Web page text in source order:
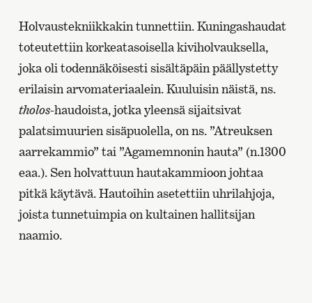
Holvaustekniikkakin tunnettiin. Kuningashaudat
toteutettiin korkeatasoisella kiviholvauksella,
joka oli todennäköisesti sisältäpäin päällystetty
erilaisin arvomateriaalein. Kuuluisin näistä, ns.
tholos-haudoista, jotka yleensä sijaitsivat
palatsimuurien sisäpuolella, on ns. ”Atreuksen
aarrekammio” tai ”Agamemnonin hauta” (n.1300
eaa.). Sen holvattuun hautakammioon johtaa
pitkä käytävä. Hautoihin asetettiin uhrilahjoja,
joista tunnetuimpia on kultainen hallitsijan
naamio.